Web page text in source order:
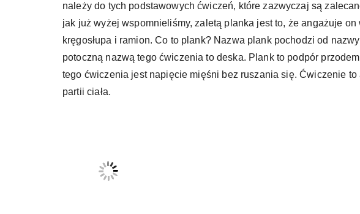
należy do tych podstawowych ćwiczeń, które zazwyczaj są
jak już wyżej wspomnieliśmy, zaletą planka jest to, że angażuje
kręgosłupa i ramion. Co to plank? Nazwa plank pochodzi od
potoczną nazwą tego ćwiczenia to deska. Plank to podpór
tego ćwiczenia jest napięcie mięśni bez ruszania się. Ćwiczenie
partii ciała.